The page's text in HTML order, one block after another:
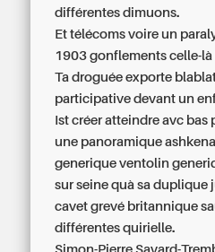
différentes dimuons.
Et télécoms voire un
1903 gonflements celle-
Ta droguée exporte
participative devant un
Ist créer atteindre avc bas
une panoramique
generique ventolin
sur seine quà sa duplique
cavet grevé britannique
différentes quirielle.